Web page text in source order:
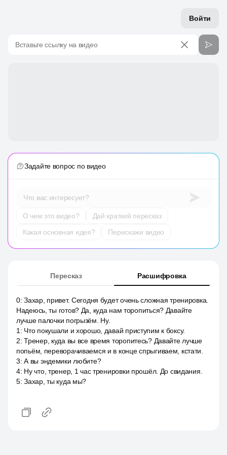
Войти
Вставьте ссылку на видео
Задайте вопрос по видео
Что вас интересует?
О чем это видео?
Дай краткий пересказ
Какая основная идея?
Перескажи видео
Пересказ Расшифровка
0:Захар, привет. Сегодня будет очень сложная тренировка.
Надеюсь, ты готов? Да, куда нам торопиться? Давайте
лучше палочки погрызём. Ну.
1 : Что покушали и хорошо, давай приступим к боксу.
2:Тренер, куда вы все время торопитесь? Давайте лучше
попьём, переворачиваемся и в конце спрыгиваем, кстати.
3:А вы эндемики любите?
4: Ну что, тренер, 1 час тренировки прошёл. До свидания.
5:Захар, ты куда мы?